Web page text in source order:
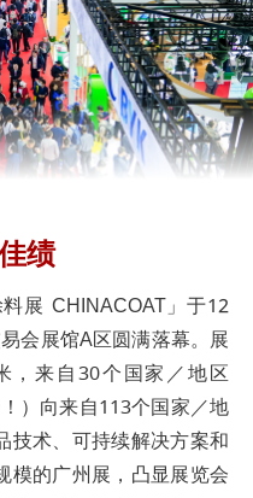
绩
展 CHINACOAT」于12
会展馆A区圆满落幕。展
，来自30个国家／地区
）向来自113个国家／地
技术、可持续解决方案和
模的广州展，凸显展览会